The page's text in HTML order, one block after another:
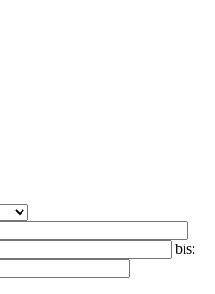
bis: